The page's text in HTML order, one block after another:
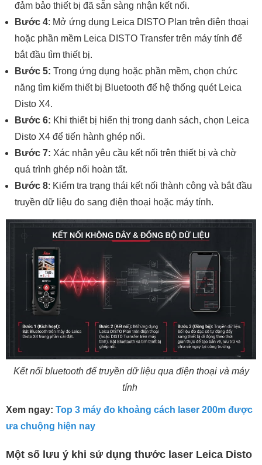
đảm bảo thiết bị đã sẵn sàng nhận kết nối.
Bước 4: Mở ứng dụng Leica DISTO Plan trên điện thoại
hoặc phần mềm Leica DISTO Transfer trên máy tính để
bắt đầu tìm thiết bị.
Bước 5: Trong ứng dụng hoặc phần mềm, chọn chức
năng tìm kiếm thiết bị Bluetooth để hệ thống quét Leica
Disto X4.
Bước 6: Khi thiết bị hiển thị trong danh sách, chọn Leica
Disto X4 để tiến hành ghép nối.
Bước 7: Xác nhận yêu cầu kết nối trên thiết bị và chờ
quá trình ghép nối hoàn tất.
Bước 8: Kiểm tra trạng thái kết nối thành công và bắt đầu
truyền dữ liệu đo sang điện thoại hoặc máy tính.
Kết nối bluetooth để truyền dữ liệu qua điện thoại và máy
tính
Xem ngay: Top 3 máy đo khoảng cách laser 200m được
ưa chuộng hiện nay
Một số lưu ý khi sử dụng thước laser Leica Disto